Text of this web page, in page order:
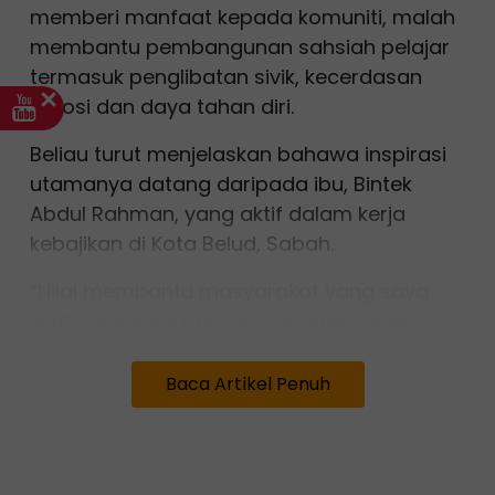
memberi manfaat kepada komuniti, malah
membantu pembangunan sahsiah pelajar
termasuk penglibatan sivik, kecerdasan
emosi dan daya tahan diri.
Beliau turut menjelaskan bahawa inspirasi
utamanya datang daripada ibu, Bintek
Abdul Rahman, yang aktif dalam kerja
kebajikan di Kota Belud, Sabah.
supaya mereka sedar bahawa ilmu perlu
dimanfaatkan untuk orang lain,” katanya.
Baca Artikel Penuh